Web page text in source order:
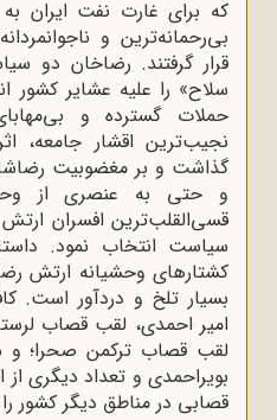
که برای غارت نفت ایران
بی‌رحمانه‌ترین و
قرار گرفتند. رضاخان دو
سلاح» را علیه عشایر کشور
حملات گسترده و
نجیب‌ترین اقشار جامعه،
گذاشت و بر مغضوبیت
و حتی به عنصری از
قسی‌القلب‌ترین افسران
سیاست انتخاب نمود.
کشتارهای وحشیانه ارتش
بسیار تلخ و دردآور است.
امیر احمدی، لقب قصاب
لقب قصاب ترکمن صحرا؛ و
بویراحمدی و تعداد دیگری از
قصابی در مناطق دیگر کشور